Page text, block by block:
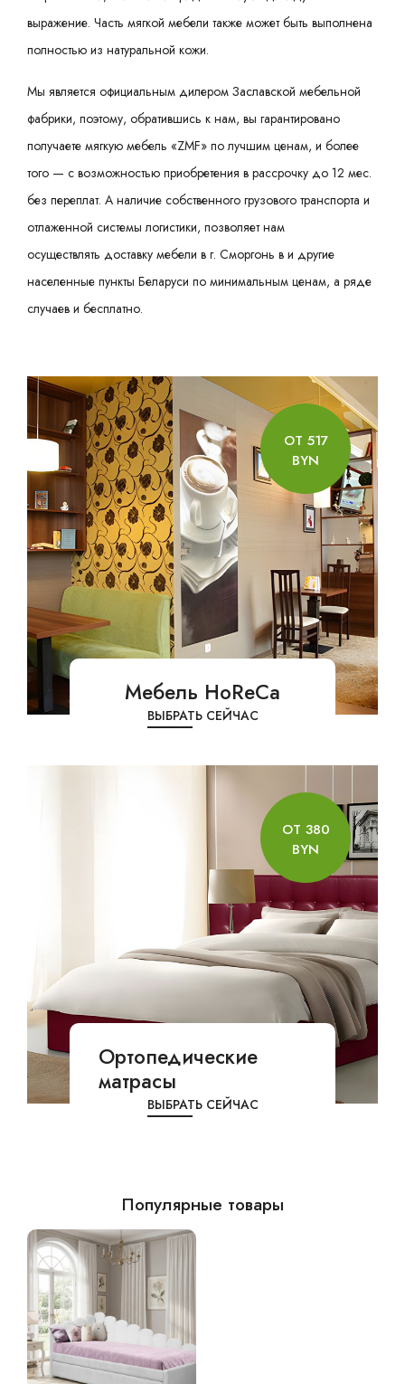
выражение. Часть мягкой мебели также может быть выполнена
полностью из натуральной кожи.
Мы является официальным дилером Заславской мебельной
фабрики, поэтому, обратившись к нам, вы гарантировано
получаете мягкую мебель «ZMF» по лучшим ценам, и более
того — с возможностью приобретения в рассрочку до 12 мес.
без переплат. А наличие собственного грузового транспорта и
отлаженной системы логистики, позволяет нам
осуществлять доставку мебели в г. Сморгонь в и другие
населенные пункты Беларуси по минимальным ценам, а ряде
случаев и бесплатно.
ОТ 517
BYN
Мебель HoReCa
ВЫБРАТЬ СЕЙЧАС
ОТ 380
BYN
Ортопедические
матрасы
ВЫБРАТЬ СЕЙЧАС
Популярные товары